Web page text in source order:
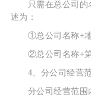
只需在总公司的名
述为：
①总公司名称+地
②总公司名称+第
4、分公司经营范
分公司经营范围内